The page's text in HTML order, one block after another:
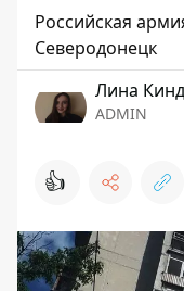
Российская
Северодонецк
Лина
ADMIN
👍